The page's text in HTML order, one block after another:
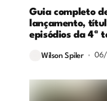
Guia completo
lançamento,
episódios da 4ª
Wilson Spiler